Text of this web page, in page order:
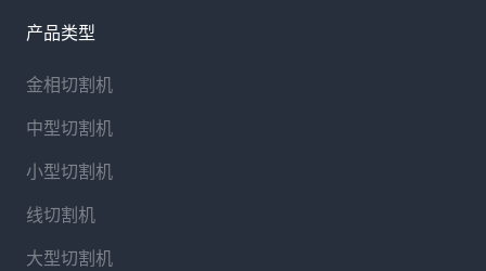
产品类型
金相切割机
中型切割机
小型切割机
线切割机
大型切割机